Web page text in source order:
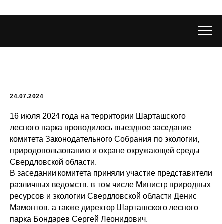
24.07.2024
16 июля 2024 года на территории Шарташского
лесного парка проводилось выездное заседание
комитета Законодательного Собрания по экологии,
природопользованию и охране окружающей среды
Свердловской области.
В заседании комитета приняли участие представители
различных ведомств, в том числе Министр природных
ресурсов и экологии Свердловской области Денис
Мамонтов, а также директор Шарташского лесного
парка Бондарев Сергей Леонидович.